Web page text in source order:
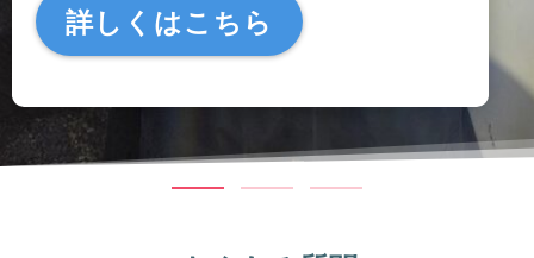
詳しくはこちら